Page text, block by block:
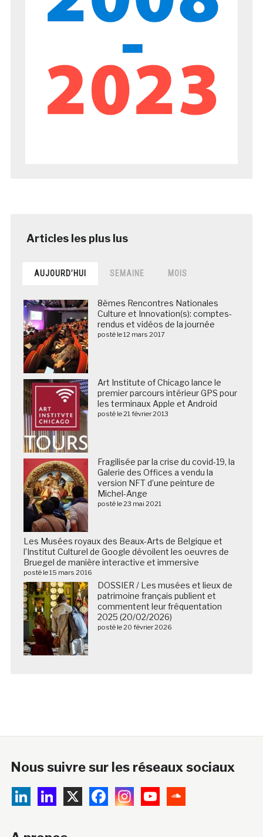
AUJOURD’HUI SEMAINE MOIS
8èmes Rencontres Nationales
Culture et Innovation(s): comptes-
rendus et vidéos de la journée
posté le 12 mars 2017
Art Institute of Chicago lance le
premier parcours intérieur GPS pour
les terminaux Apple et Android
posté le 21 février 2013
Fragilisée par la crise du covid-19, la
Galerie des Offices a vendu la
version NFT d’une peinture de
Michel-Ange
posté le 23 mai 2021
Les Musées royaux des Beaux-Arts de Belgique et
l’Institut Culturel de Google dévoilent les oeuvres de
Bruegel de manière interactive et immersive
posté le 15 mars 2016
DOSSIER / Les musées et lieux de
patrimoine français publient et
commentent leur fréquentation
2025 (20/02/2026)
posté le 20 février 2026
Nous suivre sur les réseaux sociaux